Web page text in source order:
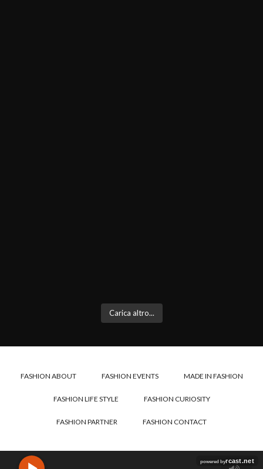
Carica altro...
FASHION ABOUT FASHION EVENTS MADE IN FASHION
FASHION LIFE STYLE FASHION CURIOSITY
FASHION PARTNER FASHION CONTACT